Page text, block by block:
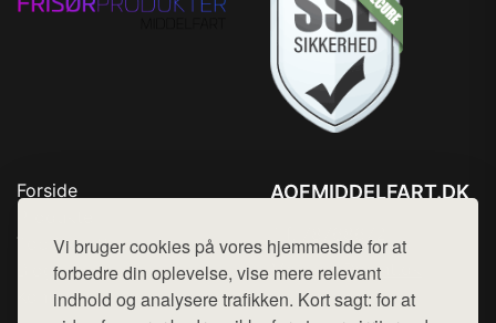
Vi bruger cookies på vores hjemmeside for at
forbedre din oplevelse, vise mere relevant
indhold og analysere trafikken. Kort sagt: for at
Forside
Top Rabatter
Blog
Kontakt
AOFMIDDELFART.DK
Mail: hej@want.dk
Cookie- og privatlivspolitik